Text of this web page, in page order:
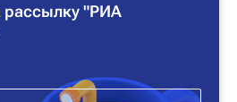
рассылку "РИА